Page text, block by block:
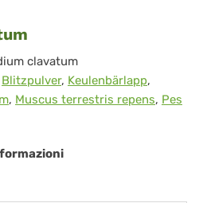
clavatum
Blitzpulver, Keulenbärlapp,
, Muscus terrestris repens, Pes